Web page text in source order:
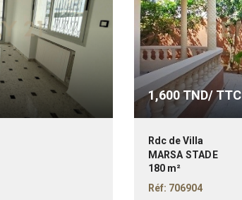
1,600TND/ TTC
Rdc de Villa
MARSA STADE
180 m²
Réf: 706904